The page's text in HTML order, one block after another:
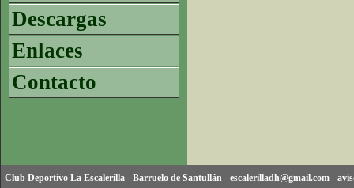
Descargas
Enlaces
Contacto
Club Deportivo La Escalerilla - Barruelo de Santullán - escalerilladh@gmail.com -